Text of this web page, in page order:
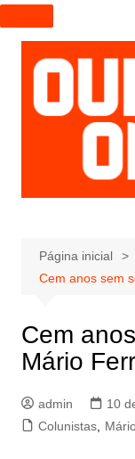
I
r
p
a
r
a
e
ú
Página inicial
Cem anos sem
Cem
Mário
admin
10
Colunistas,